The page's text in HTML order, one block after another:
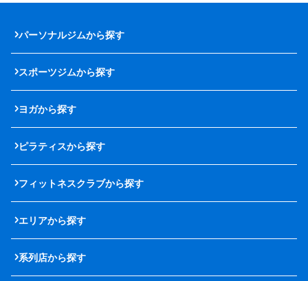
パーソナルジムから探す
スポーツジムから探す
ヨガから探す
ピラティスから探す
フィットネスクラブから探す
エリアから探す
系列店から探す